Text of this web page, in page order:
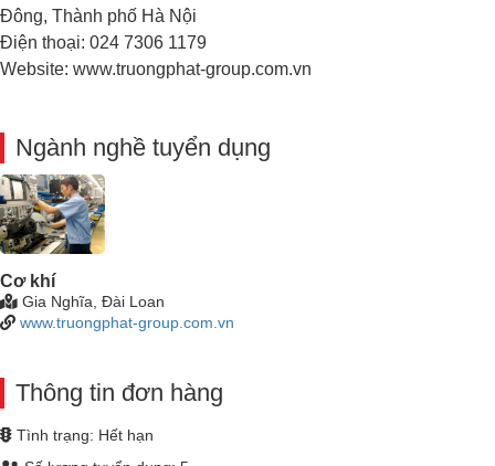
Đông, Thành phố Hà Nội
Điện thoại: 024 7306 1179
Website: www.truongphat-group.com.vn
Ngành nghề tuyển dụng
Cơ khí
Gia Nghĩa, Đài Loan
www.truongphat-group.com.vn
Thông tin đơn hàng
Tình trạng: Hết hạn